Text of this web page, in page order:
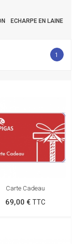
ECHARPE EN LAINE
1
Carte Cadeau
69,00 € TTC